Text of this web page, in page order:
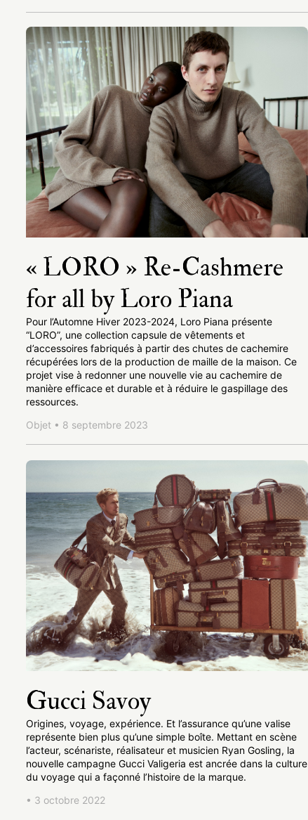
« LORO » Re-Cashmere
for all by Loro Piana
Pour l’Automne Hiver 2023-2024, Loro Piana présente
“LORO”, une collection capsule de vêtements et
d’accessoires fabriqués à partir des chutes de cachemire
récupérées lors de la production de maille de la maison. Ce
projet vise à redonner une nouvelle vie au cachemire de
manière efficace et durable et à réduire le gaspillage des
ressources.
Objet • 8 septembre 2023
Gucci Savoy
Origines, voyage, expérience. Et l’assurance qu’une valise
représente bien plus qu’une simple boîte. Mettant en scène
l’acteur, scénariste, réalisateur et musicien Ryan Gosling, la
nouvelle campagne Gucci Valigeria est ancrée dans la culture
du voyage qui a façonné l’histoire de la marque.
• 3 octobre 2022